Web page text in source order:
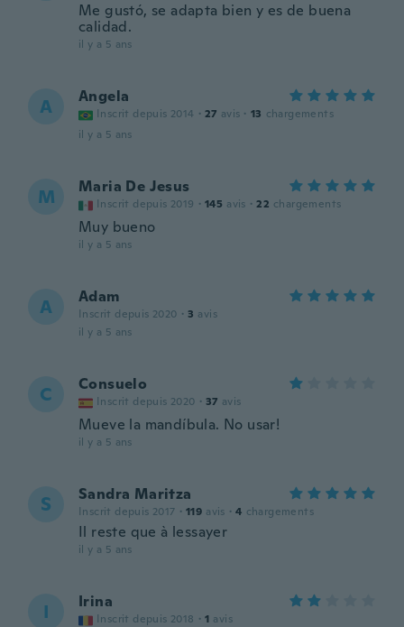
Me gustó, se adapta bien y es de buena
calidad.
il y a 5 ans
A Angela
Inscrit depuis 2014 · 27 avis · 13 chargements
il y a 5 ans
M Maria De Jesus
Inscrit depuis 2019 · 145 avis · 22 chargements
Muy bueno
il y a 5 ans
A Adam
Inscrit depuis 2020 · 3 avis
il y a 5 ans
C Consuelo
Inscrit depuis 2020 · 37 avis
Mueve la mandíbula. No usar!
il y a 5 ans
S Sandra Maritza
Inscrit depuis 2017 · 119 avis · 4 chargements
Il reste que à lessayer
il y a 5 ans
I Irina
Inscrit depuis 2018 · 1 avis